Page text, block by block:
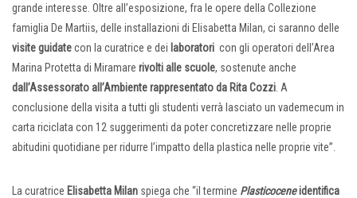
grande interesse. Oltre all’esposizione, fra le opere della Collezione
famiglia De Martiis, delle installazioni di Elisabetta Milan, ci saranno delle
visite guidatecon la curatrice e dei laboratori con gli operatori dell’Area
Marina Protetta di Miramare rivolti alle scuole, sostenute anche
dall’Assessorato all’Ambiente rappresentato da Rita Cozzi . A
conclusione della visita a tutti gli studenti verrà lasciato un vademecum in
carta riciclata con 12 suggerimenti da poter concretizzare nelle proprie
abitudini quotidiane per ridurre l’impatto della plastica nelle proprie vite”.
La curatrice Elisabetta Milan spiega che “il termine Plasticoceneidentifica